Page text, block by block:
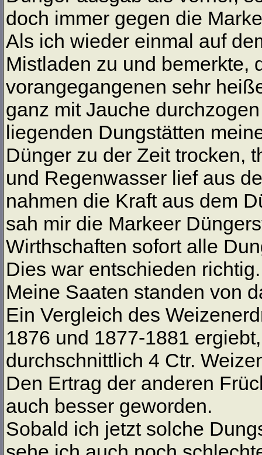
doch immer gegen die
Als ich wieder einmal auf
Mistladen zu und bemerkte,
vorangegangenen sehr
ganz mit Jauche
liegenden Dungstätten
Dünger zu der Zeit trocken,
und Regenwasser lief aus
nahmen die Kraft aus dem
sah mir die Markeer
Wirthschaften sofort alle
Dies war entschieden
Meine Saaten standen von
Ein Vergleich des
1876 und 1877-1881
durchschnittlich 4 Ctr.
Den Ertrag der anderen
auch besser geworden.
Sobald ich jetzt solche